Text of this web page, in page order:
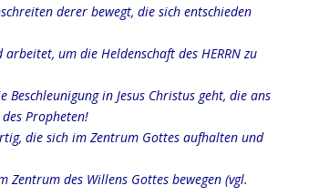
derer bewegt, die sich entschieden
um die Heldenschaft des HERRN zu
in Jesus Christus geht, die ans
Propheten!
die sich im Zentrum Gottes aufhalten und
des Willens Gottes bewegen (vgl.